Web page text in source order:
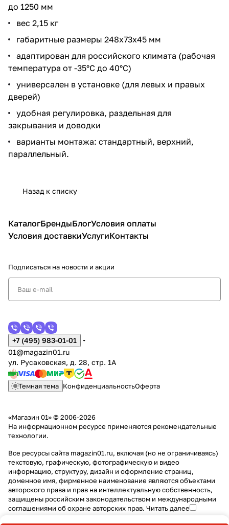
до 1250 мм
вес 2,15 кг
габаритные размеры 248х73х45 мм
адаптирован для российского климата (рабочая
температура от -35°С до 40°С)
универсален в установке (для левых и правых
дверей)
удобная регулировка, раздельная для
закрывания и доводки
варианты монтажа: стандартный, верхний,
параллельный.
Назад к списку
КаталогБрендыБлогУсловия оплаты
Условия доставкиУслугиКонтакты
Подписаться на новости и акции
+7 (495) 983-01-01
01@magazin01.ru
ул. Русаковская, д. 28, стр. 1А
Темная тема КонфиденциальностьОферта
«Магазин 01» © 2006-2026
На информационном ресурсе применяются рекомендательные
технологии.
Все ресурсы сайта magazin01.ru, включая (но не ограничиваясь)
текстовую, графическую, фотографическую и видео
информацию, структуру, дизайн и оформление страниц,
доменное имя, фирменное наименование являются объектами
авторского права и прав на интеллектуальную собственность,
защищены российским законодательством и международными
соглашениями об охране авторских прав. Читать далее